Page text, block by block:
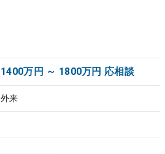
1400万円 ～ 1800万円 応相談
外来